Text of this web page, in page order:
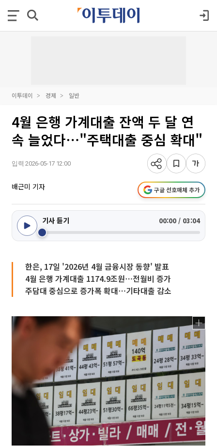
이투데이 경제 일반
4월 은행 가계대출 잔액 두 달 연
속 늘었다⋯"주택대출 중심 확대"
입력 2026-05-17 12:00
배근미 기자 구글 선호매체 추가
기사 듣기 00:00 / 03:04
한은, 17일 '2026년 4월 금융시장 동향' 발표
4월 은행 가계대출 1174.9조원⋯전월비 증가
주담대 중심으로 증가폭 확대⋯기타대출 감소